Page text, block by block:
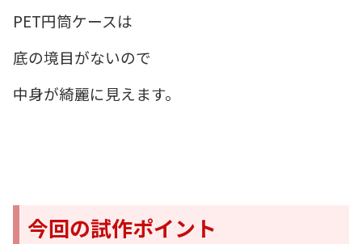
PET円筒ケースは
底の境目がないので
中身が綺麗に見えます。
今回の試作ポイント